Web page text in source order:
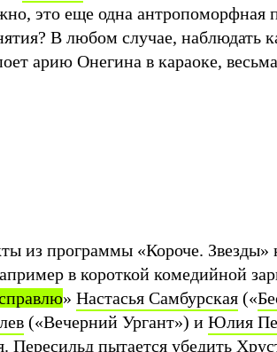
это еще одна антропоморфная
В любом случае, наблюдать
арию Онегина в караоке,
из программы «Короче. Звезды»
в короткой комедийной
» Настасья Самбурская («
(«Вечерний Ургант») и Юлия
Пересильд пытается убедить